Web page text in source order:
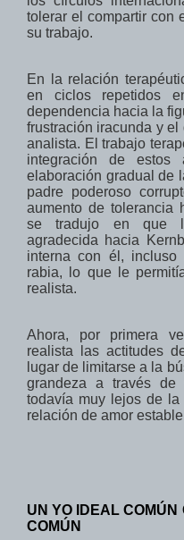
tolerar el compartir con
su trabajo.­­­­­­­­­­­­­­­­­­­
En la relación
en ciclos repetidos
dependencia hacia la
frustración iracunda y el
analista. El trabajo
integración de estos
elaboración gradual de
padre poderoso
aumento de tolerancia
se tradujo en que
agradecida hacia
interna con él, incluso
rabia, lo que le
realista.
Ahora, por primera
realista las actitudes
lugar de limitarse a la
grandeza
a través de
todavía muy lejos de
relación de amor
UN YO IDEAL COMÚN
COMÚN